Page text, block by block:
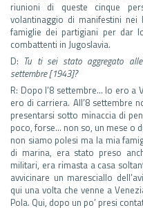
riunioni di queste cinque
volantinaggio di manifestini
famiglie dei partigiani per dar
combattenti in Jugoslavia.
D: Tu ti sei stato aggregato
settembre [1943]?
R: Dopo l’8 settembre… Io ero a
ero di carriera. All’8 settembre
presentarsi sotto minaccia di
poco, forse… non so, un mese o
non siamo polesi ma la mia
di marina, era stato preso
militari, era rimasta a casa
avvicinare un maresciallo
qui una volta che venne a
Pola. Qui, dopo un po’ presi